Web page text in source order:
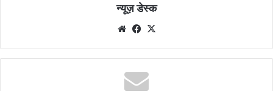
न्यूज़ डेस्क
WebsiteFacebook